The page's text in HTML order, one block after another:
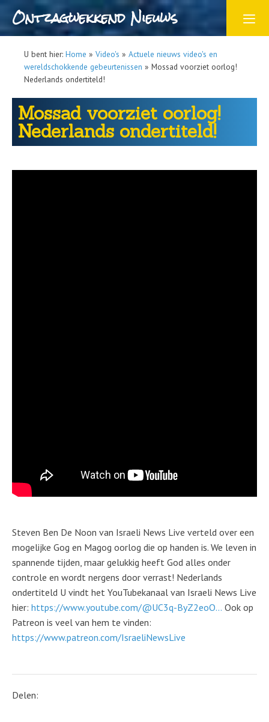
Ontzagwekkend Nieuws
U bent hier: Home » Video's » Actuele nieuws video's en
wereldschokkende gebeurtenissen » Mossad voorziet oorlog!
Nederlands ondertiteld!
Mossad voorziet oorlog!
Nederlands ondertiteld!
Steven Ben De Noon van Israeli News Live verteld over een
mogelijke Gog en Magog oorlog die op handen is. We leven in
spannende tijden, maar gelukkig heeft God alles onder
controle en wordt nergens door verrast! Nederlands
ondertiteld U vindt het YouTubekanaal van Israeli News Live
hier: https://www.youtube.com/@UC3q-ByZ2eoO... Ook op
Patreon is veel van hem te vinden:
https://www.patreon.com/IsraeliNewsLive
Delen: